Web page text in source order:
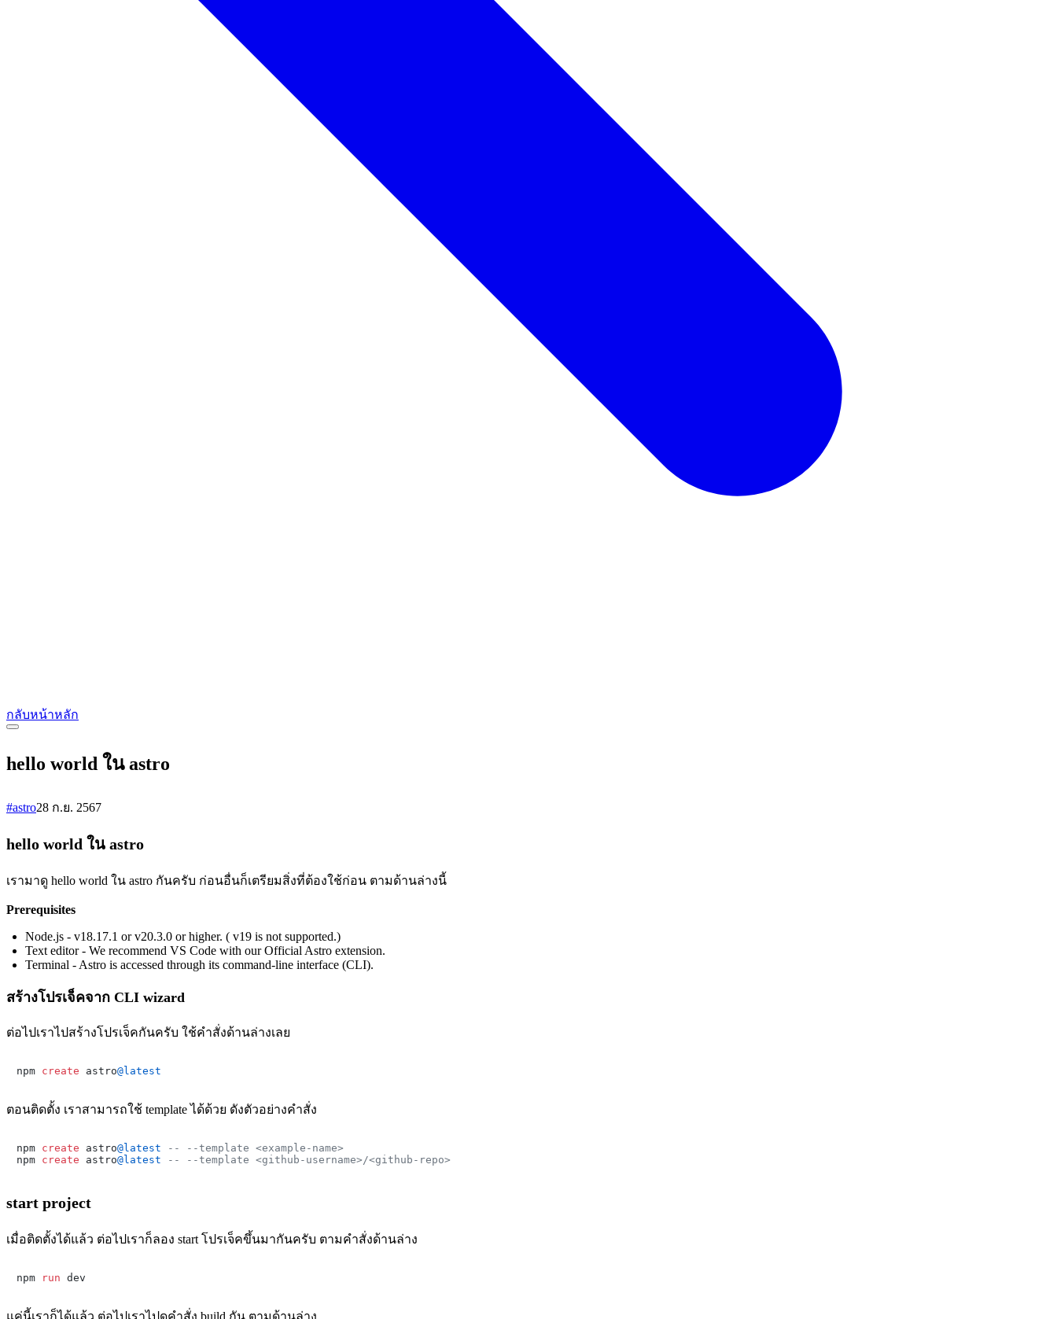
กลับหน้าหลัก
hello world ใน astro
#astro28 ก.ย. 2567
hello world ใน astro
เรามาดู hello world ใน astro กันครับ ก่อนอื่นก็เตรียมสิ่งที่ต้องใช้ก่อน ตามด้านล่างนี้
Prerequisites
Node.js - v18.17.1 or v20.3.0 or higher. ( v19 is not supported.)
Text editor - We recommend VS Code with our Official Astro extension.
Terminal - Astro is accessed through its command-line interface (CLI).
สร้างโปรเจ็คจาก CLI wizard
ต่อไปเราไปสร้างโปรเจ็คกันครับ ใช้คำสั่งด้านล่างเลย
npm create astro@latest
ตอนติดตั้ง เราสามารถใช้ template ได้ด้วย ดังตัวอย่างคำสั่ง
npm create astro@latest
-- --template <example-name>
npm create astro@latest -- --template <github-username>/<github-repo>
start project
เมื่อติดตั้งได้แล้ว ต่อไปเราก็ลอง start โปรเจ็คขึ้นมากันครับ ตามคำสั่งด้านล่าง
npm run dev
แค่นี้เราก็ได้แล้ว ต่อไปเราไปดูคำสั่ง build กัน ตามด้านล่าง